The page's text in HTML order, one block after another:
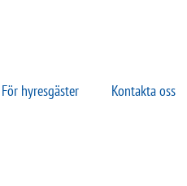
För hyresgäster Kontakta oss